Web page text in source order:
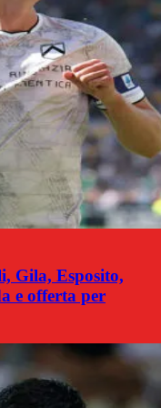
Gila, Esposito,
e offerta per